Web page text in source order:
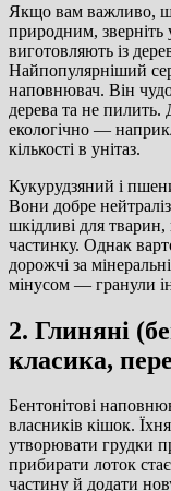
Якщо вам важливо,
природним, зверніть
виготовляють із
Найпопулярніший
наповнювач. Він
дерева та не
екологічно —
кількості в унітаз.
Кукурудзяний і
Вони добре
шкідливі для
частинку. Однак
дорожчі за
мінусом — гранули
2. Глиняні
класика,
Бентонітові
власників кішок.
утворювати грудки
прибирати лоток
частину й додати